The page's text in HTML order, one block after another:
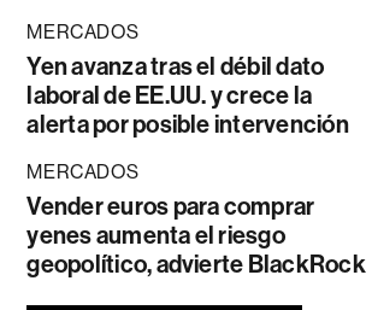
MERCADOS
Yen avanza tras el débil dato
laboral de EE.UU. y crece la
alerta por posible intervención
MERCADOS
Vender euros para comprar
yenes aumenta el riesgo
geopolítico, advierte BlackRock